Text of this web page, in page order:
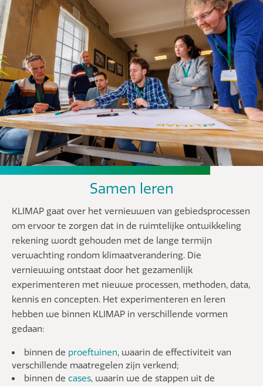
Samen leren
KLIMAP gaat over het vernieuwen van gebiedsprocessen
om ervoor te zorgen dat in de ruimtelijke ontwikkeling
rekening wordt gehouden met de lange termijn
verwachting rondom klimaatverandering. Die
vernieuwing ontstaat door het gezamenlijk
experimenteren met nieuwe processen, methoden, data,
kennis en concepten. Het experimenteren en leren
hebben we binnen KLIMAP in verschillende vormen
gedaan:
binnen de proeftuinen, waarin de effectiviteit van
verschillende maatregelen zijn verkend;
binnen de cases, waarin we de stappen uit de